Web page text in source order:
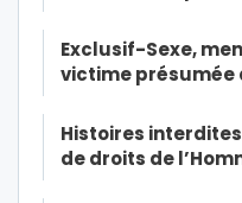
Exclusif-Sexe,
victime présumée
Histoires
de droits de